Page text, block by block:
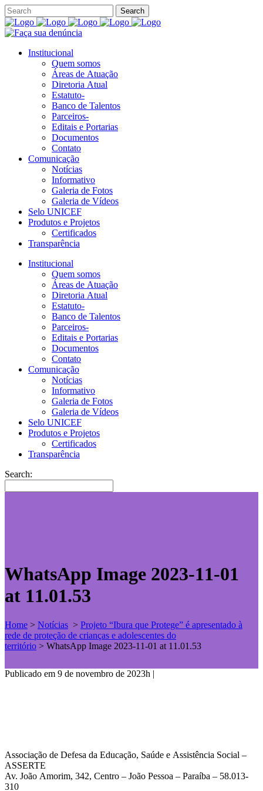
Institucional
Quem somos
Áreas de Atuação
Diretoria Atual
Estatuto-
Banco de Talentos
Parceiros-
Editais e Portarias
Documentos
Contato
Comunicação
Notícias
Informativo
Galeria de Fotos
Galeria de Vídeos
Selo UNICEF
Produtos e Projetos
Certificados
Transparência
Institucional
Quem somos
Áreas de Atuação
Diretoria Atual
Estatuto-
Banco de Talentos
Parceiros-
Editais e Portarias
Documentos
Contato
Comunicação
Notícias
Informativo
Galeria de Fotos
Galeria de Vídeos
Selo UNICEF
Produtos e Projetos
Certificados
Transparência
Search:
WhatsApp Image 2023-11-01
at 11.01.53
Home > Notícias > Projeto “Ibura que Protege” é apresentado à
rede de proteção de crianças e adolescentes do
território > WhatsApp Image 2023-11-01 at 11.01.53
Publicado em 9 de novembro de 2023h |
Associação de Defesa da Educação, Saúde e Assistência Social –
ASSERTE
Av. João Amorim, 342, Centro – João Pessoa – Paraíba – 58.013-
310